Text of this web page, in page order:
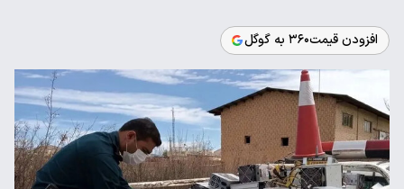
افزودن قیمت۳۶۰ به گوگل